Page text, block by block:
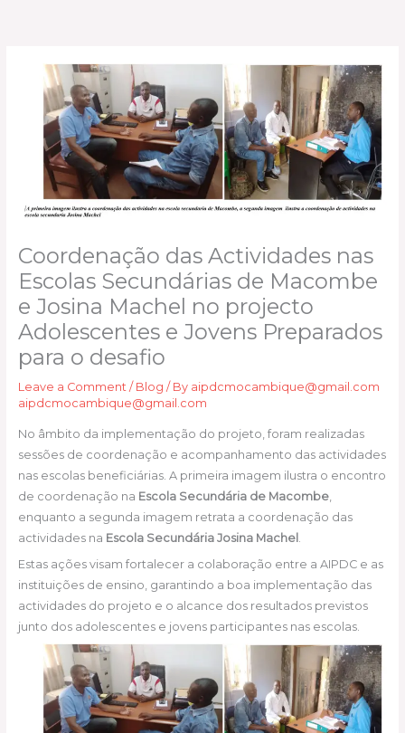
Coordenação das Actividades nas
Escolas Secundárias de Macombe
e Josina Machel no projecto
Adolescentes e Jovens Preparados
para o desafio
Leave a Comment / Blog / By aipdcmocambique@gmail.com
aipdcmocambique@gmail.com
No âmbito da implementação do projeto, foram realizadas
sessões de coordenação e acompanhamento das actividades
nas escolas beneficiárias. A primeira imagem ilustra o encontro
de coordenação na Escola Secundária de Macombe,
enquanto a segunda imagem retrata a coordenação das
actividades na Escola Secundária Josina Machel
Estas ações visam fortalecer a colaboração entre a AIPDC e as
instituições de ensino, garantindo a boa implementação das
actividades do projeto e o alcance dos resultados previstos
junto dos adolescentes e jovens participantes nas escolas.